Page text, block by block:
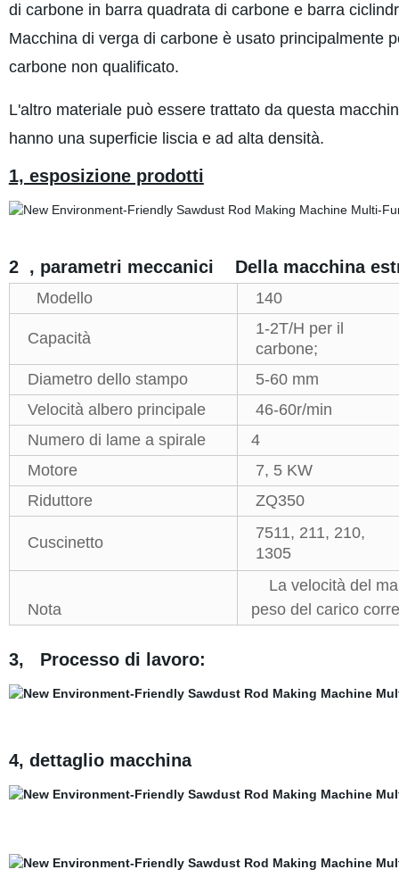
di carbone in barra quadrata di carbone e barra
Macchina di verga di carbone è usato principalmente
carbone non qualificato.
L'altro materiale può essere trattato da questa
hanno una superficie liscia e ad alta densità.
1, esposizione prodotti
2 , parametri meccanici Della macchina
Modello 140
Capacità
1-2T/H per il
carbone;
Diametro dello stampo
5-60 mm
Velocità albero principale
46-60r/min
Numero di lame a spirale
4
Motore
7, 5 KW
Riduttore
ZQ350
Cuscinetto
7511, 211, 210,
1305
Nota
La velocità del
peso del carico
3, Processo di lavoro:
4, dettaglio macchina